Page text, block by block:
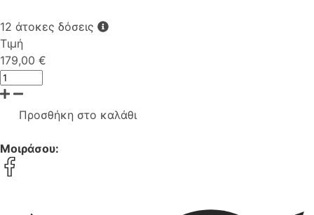
12 άτοκες δόσεις
Τιμή
179,00 €
Προσθήκη στο καλάθι
Μοιράσου: